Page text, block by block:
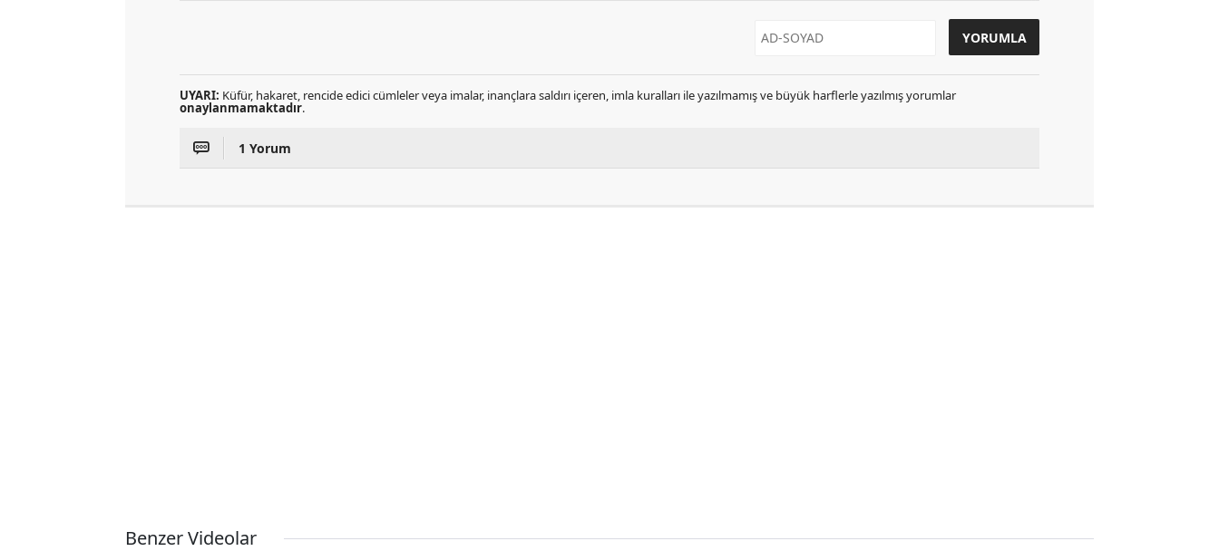
UYARI: Küfür, hakaret, rencide edici cümleler veya imalar, inançlara saldırı içeren, imla kuralları ile yazılmamış ve büyük harflerle yazılmış yorumlar
onaylanmamaktadır.
1 Yorum
Benzer Videolar